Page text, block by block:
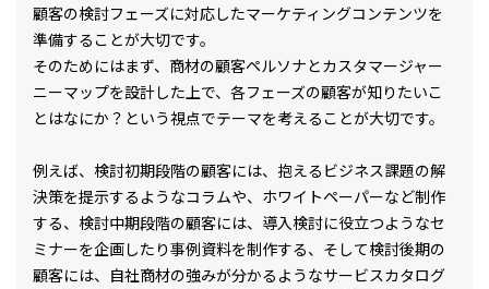
顧客の検討フェーズに対応したマーケティングコンテンツを
準備することが大切です。
そのためにはまず、商材の顧客ペルソナとカスタマージャー
ニーマップを設計した上で、各フェーズの顧客が知りたいこ
とはなにか？という視点でテーマを考えることが大切です。
例えば、検討初期段階の顧客には、抱えるビジネス課題の解
決策を提示するようなコラムや、ホワイトペーパーなど制作
する、検討中期段階の顧客には、導入検討に役立つようなセ
ミナーを企画したり事例資料を制作する、そして検討後期の
顧客には、自社商材の強みが分かるようなサービスカタログ